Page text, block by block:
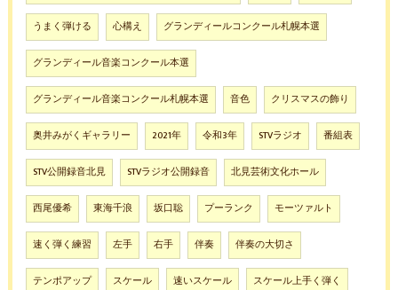
うまく弾ける 心構え グランディールコンクール札幌本選
グランディール音楽コンクール本選
グランディール音楽コンクール札幌本選 音色 クリスマスの飾り
奥井みがくギャラリー 2021年 令和3年 STVラジオ 番組表
STV公開録音北見 STVラジオ公開録音 北見芸術文化ホール
西尾優希 東海千浪 坂口聡 プーランク モーツァルト
速く弾く練習 左手 右手 伴奏 伴奏の大切さ
テンポアップ スケール 速いスケール スケール上手く弾く